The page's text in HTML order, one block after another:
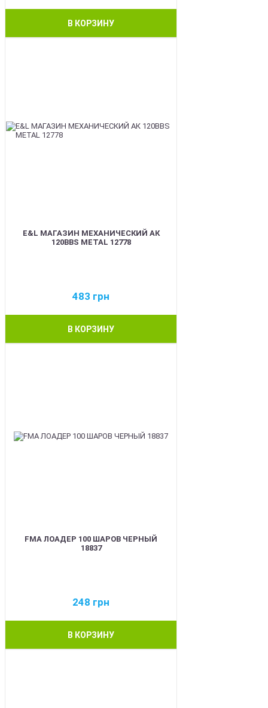
В КОРЗИНУ
E&L МАГАЗИН МЕХАНИЧЕСКИЙ АК
120BBS METAL 12778
483 грн
В КОРЗИНУ
FMA ЛОАДЕР 100 ШАРОВ ЧЕРНЫЙ
18837
248 грн
В КОРЗИНУ